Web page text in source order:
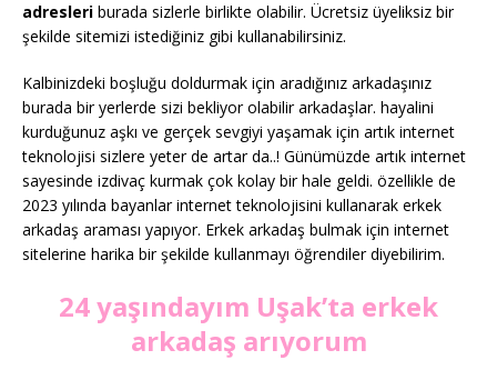
adresleri burada sizlerle birlikte olabilir. Ücretsiz üyeliksiz bir
şekilde sitemizi istediğiniz gibi kullanabilirsiniz.
Kalbinizdeki boşluğu doldurmak için aradığınız arkadaşınız
burada bir yerlerde sizi bekliyor olabilir arkadaşlar. hayalini
kurduğunuz aşkı ve gerçek sevgiyi yaşamak için artık internet
teknolojisi sizlere yeter de artar da..! Günümüzde artık internet
sayesinde izdivaç kurmak çok kolay bir hale geldi. özellikle de
2023 yılında bayanlar internet teknolojisini kullanarak erkek
arkadaş araması yapıyor. Erkek arkadaş bulmak için internet
sitelerine harika bir şekilde kullanmayı öğrendiler diyebilirim.
24 yaşındayım Uşak’ta erkek
arkadaş arıyorum